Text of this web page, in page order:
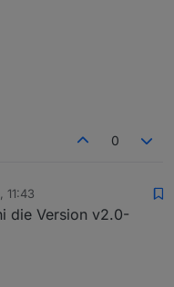
0
11:43
die Version v2.0-